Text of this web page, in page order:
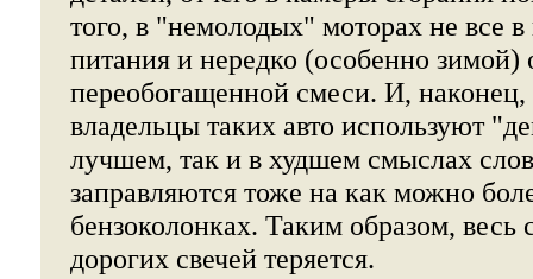
того, в "немолодых" моторах не все
питания и нередко (особенно зимой)
переобогащенной смеси. И, наконец,
владельцы таких авто используют
лучшем, так и в худшем смыслах
заправляются тоже на как можно
бензоколонках. Таким образом, весь
дорогих свечей теряется.